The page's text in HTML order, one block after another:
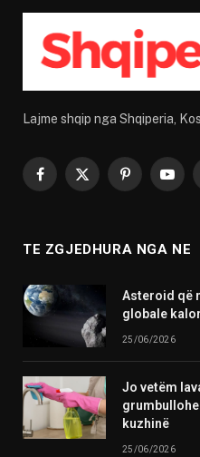
Lajme shqip nga Shqiperia,
Facebook
X
Pinterest
TE ZGJEDHURA NGA NE
Asteroid që
globale
25/06/2026
Jo vetëm
kuzhinë
25/06/2026